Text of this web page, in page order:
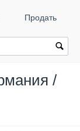
Продать
/